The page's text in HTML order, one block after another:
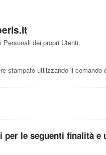
dei propri Utenti.
stampato utilizzando il
per le seguenti finalità